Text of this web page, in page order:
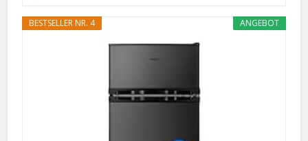
ANGEBOT
BESTSELLER NR. 4